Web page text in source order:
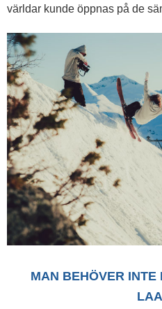
världar kunde öppnas på de
MAN BEHÖVER INTE